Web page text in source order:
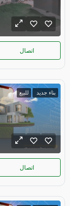
اتصال
بناء جديد للبيع
اتصال